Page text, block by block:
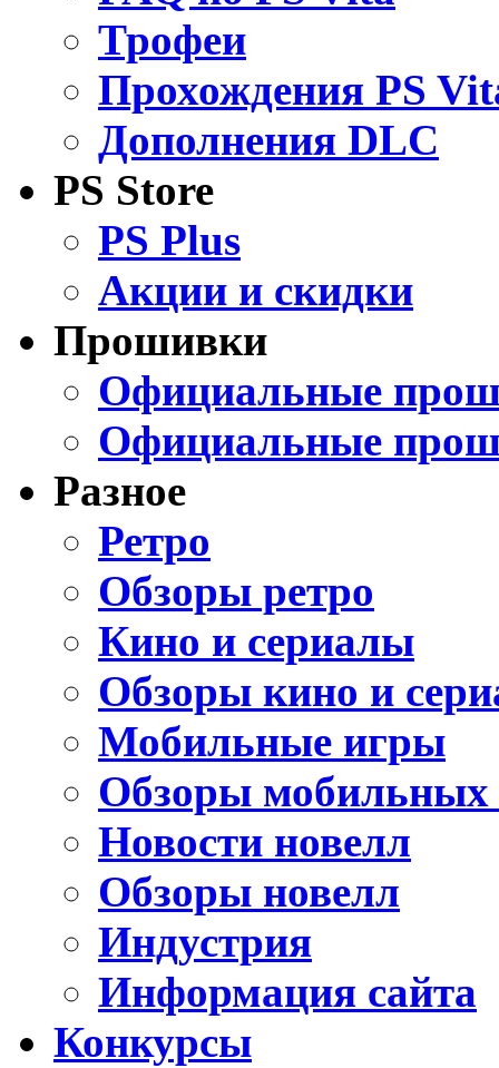
Трофеи
Прохождения PS
Дополнения DLC
PS Store
PS Plus
Акции и скидки
Прошивки
Официальные
Официальные
Разное
Ретро
Обзоры ретро
Кино и сериалы
Обзоры кино и
Мобильные игры
Обзоры мобильных
Новости новелл
Обзоры новелл
Индустрия
Информация сайта
Конкурсы